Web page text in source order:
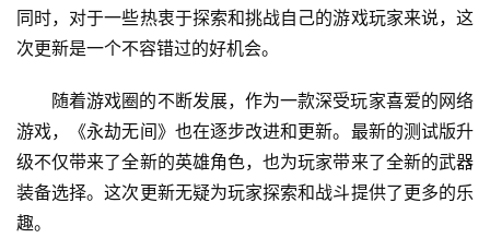
同时，对于一些热衷于探索和挑战自己的游戏玩家来说，这
次更新是一个不容错过的好机会。
随着游戏圈的不断发展，作为一款深受玩家喜爱的网络
游戏，《永劫无间》也在逐步改进和更新。最新的测试版升
级不仅带来了全新的英雄角色，也为玩家带来了全新的武器
装备选择。这次更新无疑为玩家探索和战斗提供了更多的乐
趣。